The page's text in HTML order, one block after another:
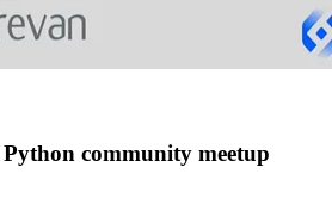
community meetup